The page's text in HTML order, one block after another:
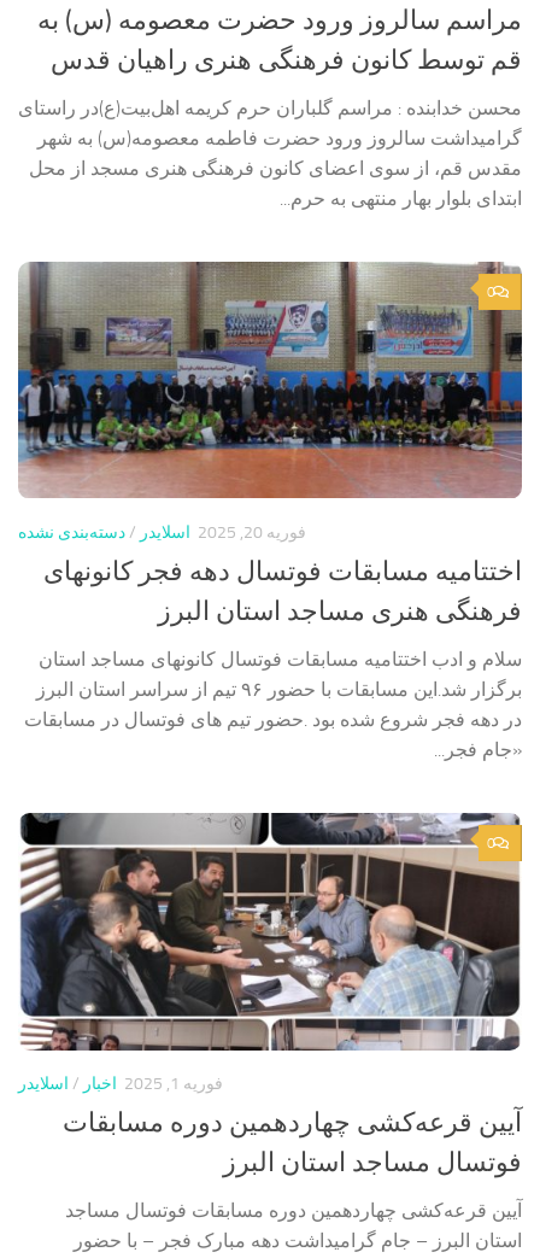
مراسم سالروز ورود حضرت معصومه (س) به
قم توسط کانون فرهنگی هنری راهیان قدس
محسن خدابنده : مراسم گلباران حرم کریمه اهل‌بیت(ع)در راستای
گرامیداشت سالروز ورود حضرت فاطمه معصومه(س) به شهر
مقدس قم، از سوی اعضای کانون‌ فرهنگی هنری مسجد از محل
ابتدای بلوار بهار منتهی به حرم...
0
اسلایدر /دسته‌بندی نشده فوریه 20, 2025
اختتامیه مسابقات فوتسال دهه فجر کانونهای
فرهنگی هنری مساجد استان البرز
سلام و ادب اختتامیه مسابقات فوتسال کانونهای مساجد استان
برگزار شد.این مسابقات با حضور ۹۶ تیم از سراسر استان البرز
در دهه فجر شروع شده بود .حضور تیم های فوتسال در مسابقات
«جام فجر...
0
اخبار / اسلایدر فوریه 1, 2025
آیین قرعه‌کشی چهاردهمین دوره‌ مسابقات
فوتسال مساجد استان البرز
آیین قرعه‌کشی چهاردهمین دوره‌ مسابقات فوتسال مساجد
استان البرز – جام گرامیداشت دهه مبارک فجر – با حضور